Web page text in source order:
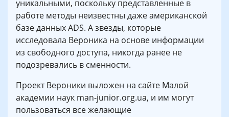
уникальными, поскольку представленные в
работе методы неизвестны даже американской
базе данных ADS. А звезды, которые
исследовала Вероника на основе информации
из свободного доступа, никогда ранее не
подозревались в сменности.
Проект Вероники выложен на сайте Малой
академии наук man-junior.org.ua, и им могут
пользоваться все желающие